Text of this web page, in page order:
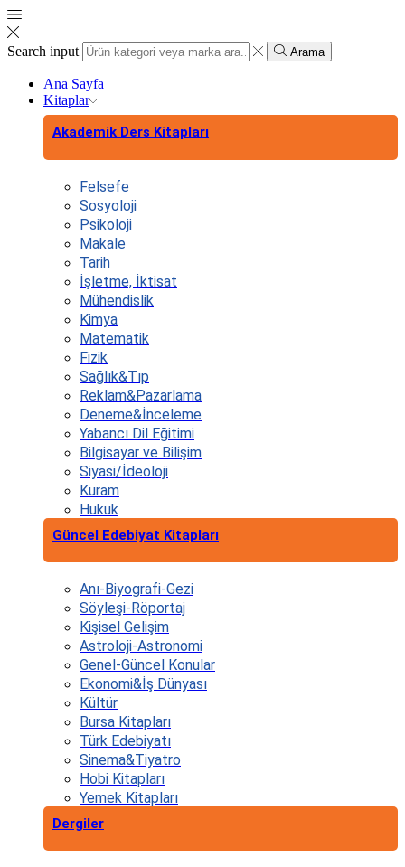
Search input Arama
Ana Sayfa
Kitaplar
Akademik Ders Kitapları
Felsefe
Sosyoloji
Psikoloji
Makale
Tarih
İşletme, İktisat
Mühendislik
Kimya
Matematik
Fizik
Sağlık&Tıp
Reklam&Pazarlama
Deneme&İnceleme
Yabancı Dil Eğitimi
Bilgisayar ve Bilişim
Siyasi/İdeoloji
Kuram
Hukuk
Güncel Edebiyat Kitapları
Anı-Biyografi-Gezi
Söyleşi-Röportaj
Kişisel Gelişim
Astroloji-Astronomi
Genel-Güncel Konular
Ekonomi&İş Dünyası
Kültür
Bursa Kitapları
Türk Edebiyatı
Sinema&Tiyatro
Hobi Kitapları
Yemek Kitapları
Dergiler